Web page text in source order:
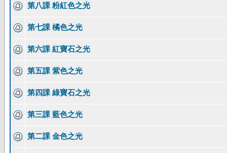
第八課 粉紅色之光
第七課 橘色之光
第六課 紅寶石之光
第五課 紫色之光
第四課 綠寶石之光
第三課 藍色之光
第二課 金色之光